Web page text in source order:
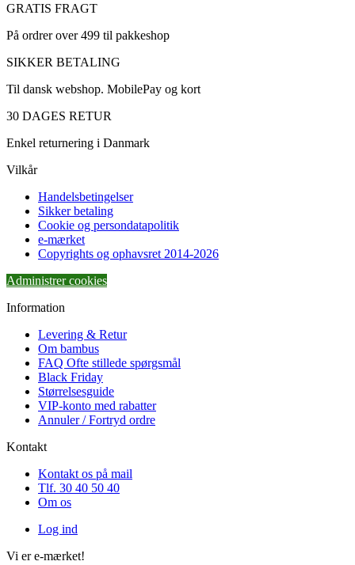
GRATIS FRAGT
På ordrer over 499 til pakkeshop
SIKKER BETALING
Til dansk webshop. MobilePay og kort
30 DAGES RETUR
Enkel returnering i Danmark
Vilkår
Handelsbetingelser
Sikker betaling
Cookie og persondatapolitik
e-mærket
Copyrights og ophavsret 2014-2026
Administrer cookies
Information
Levering & Retur
Om bambus
FAQ Ofte stillede spørgsmål
Black Friday
Størrelsesguide
VIP-konto med rabatter
Annuler / Fortryd ordre
Kontakt
Kontakt os på mail
Tlf. 30 40 50 40
Om os
Log ind
Vi er e-mærket!